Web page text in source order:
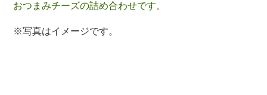
おつまみチーズの詰め合わせです。
※写真はイメージです。